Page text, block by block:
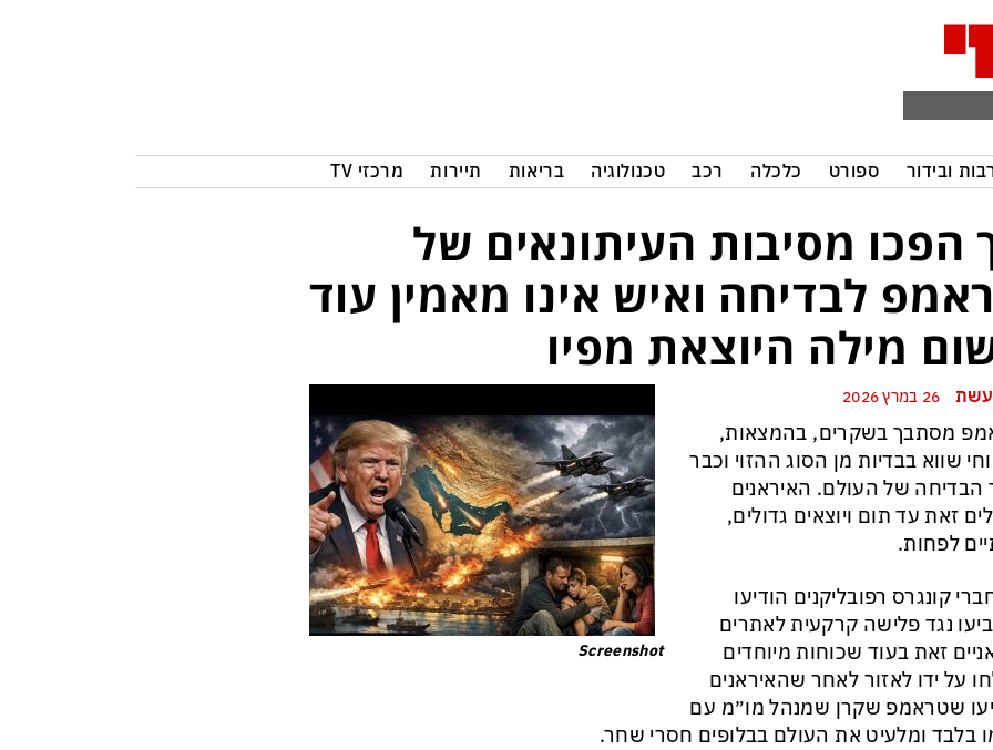
ובידור ספורט כלכלה רכב טכנולוגיה בריאות תיירות מרכזי TV
הפכו מסיבות העיתונאים של
לבדיחה ואיש אינו מאמין עוד
מילה היוצאת מפיו
Screenshot
עשת
מסתבך בשקרים, בהמצאות,
שווא בבדיות מן הסוג ההזוי וכבר
הבדיחה של העולם. האיראנים
זאת עד תום ויוצאים גדולים,
לפחות.
קונגרס רפובליקנים הודיעו
נגד פלישה קרקעית לאתרים
זאת בעוד שכוחות מיוחדים
על ידו לאזור לאחר שהאיראנים
שטראמפ שקרן שמנהל מו״מ עם
בלבד ומלעיט את העולם בבלופים חסרי שחר.